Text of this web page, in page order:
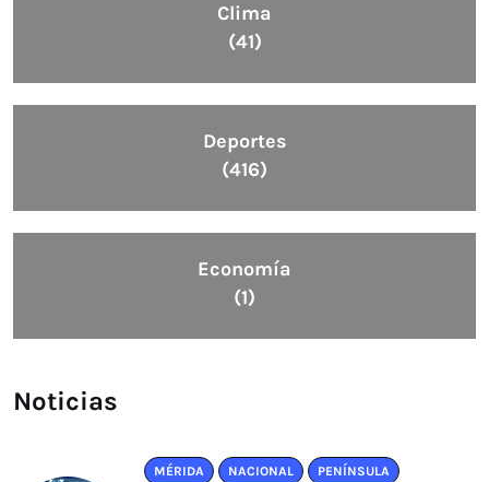
Clima
(41)
Deportes
(416)
Economía
(1)
Noticias
MÉRIDA NACIONAL PENÍNSULA